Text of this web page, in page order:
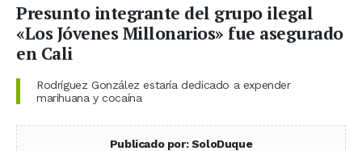
Presunto integrante del grupo ilegal
«Los Jóvenes Millonarios» fue asegurado
en Cali
Rodríguez González estaría dedicado a expender
marihuana y cocaína
Publicado por: SoloDuque